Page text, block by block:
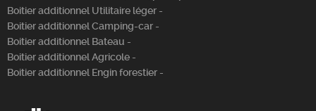
Boitier additionnel Utilitaire léger -
Boitier additionnel Camping-car -
Boitier additionnel Bateau -
Boitier additionnel Agricole -
Boitier additionnel Engin forestier -